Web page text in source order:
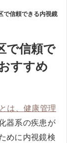
で信頼できる内視鏡
で信頼で
すすめ
は、健康管理
器系の疾患が
めに内視鏡検